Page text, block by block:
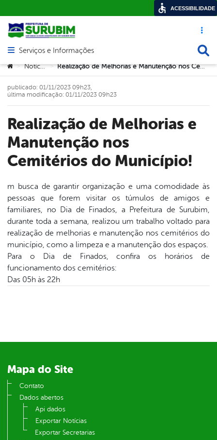
Acesso
Abrir menu principal de navegação
Serviços e Informações
Você está aqui:
> Notícias > Realização de Melhorias e Manutenção nos Cemitérios do Município!
Realização de Melhorias e
Manutenção nos
Cemitérios do Município!
publicado: 01/11/2023 09h23,
última modificação: 01/11/2023 09h23
m busca de garantir organização e uma comodidade às
pessoas que forem visitar os túmulos de amigos e
familiares, no Dia de Finados, a Prefeitura de Surubim,
durante toda a semana, realizou um trabalho voltado para
realização de melhorias e manutenção nos cemitérios do
município, como a limpeza e a manutenção dos espaços.
Para o Dia de Finados, confira os horários de
funcionamento dos cemitérios:
Das 05h às 22h
Mapa do Site
Contato
Dados abertos
Api dados
Exportar Notícias
Exportar Secretarias
ACESSIBILIDADE